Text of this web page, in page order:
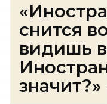
снится
видишь